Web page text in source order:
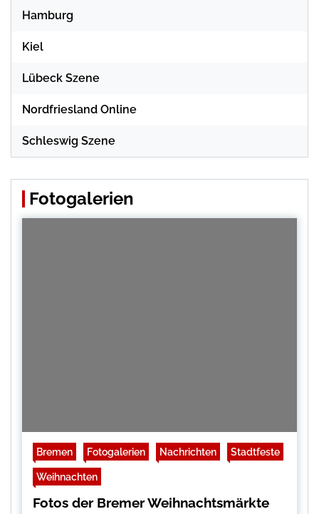
Hamburg
Kiel
Lübeck Szene
Nordfriesland Online
Schleswig Szene
Fotogalerien
Bremen Fotogalerien Nachrichten Stadtfeste
Weihnachten
Fotos der Bremer Weihnachtsmärkte